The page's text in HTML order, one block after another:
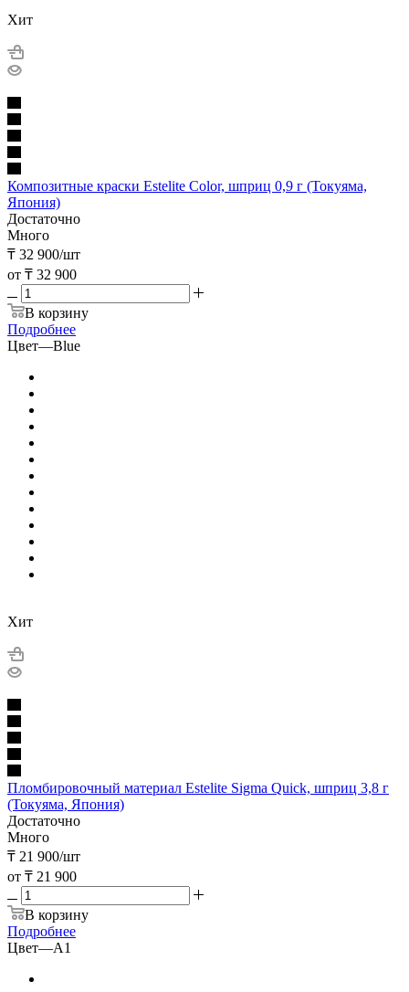
Хит
Композитные краски Estelite Color, шприц 0,9 г (Токуяма,
Япония)
Достаточно
Много
₸ 32 900/шт
от ₸ 32 900
В корзину
Подробнее
Цвет—Blue
Хит
Пломбировочный материал Estelite Sigma Quick, шприц 3,8 г
(Токуяма, Япония)
Достаточно
Много
₸ 21 900/шт
от ₸ 21 900
В корзину
Подробнее
Цвет—A1